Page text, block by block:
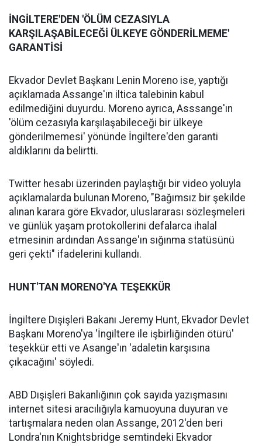
İNGİLTERE'DEN 'ÖLÜM CEZASIYLA
KARŞILAŞABİLECEĞİ ÜLKEYE GÖNDERİLMEME'
GARANTİSİ
Ekvador Devlet Başkanı Lenin Moreno ise, yaptığı
açıklamada Assange'ın iltica talebinin kabul
edilmediğini duyurdu. Moreno ayrıca, Asssange'ın
'ölüm cezasıyla karşılaşabileceği bir ülkeye
gönderilmemesi' yönünde İngiltere'den garanti
aldıklarını da belirtti.
Twitter hesabı üzerinden paylaştığı bir video yoluyla
açıklamalarda bulunan Moreno, "Bağımsız bir şekilde
alınan karara göre Ekvador, uluslararası sözleşmeleri
ve günlük yaşam protokollerini defalarca ihalal
etmesinin ardından Assange'ın sığınma statüsünü
geri çekti" ifadelerini kullandı.
HUNT'TAN MORENO'YA TEŞEKKÜR
İngiltere Dışişleri Bakanı Jeremy Hunt, Ekvador Devlet
Başkanı Moreno'ya 'İngiltere ile işbirliğinden ötürü'
teşekkür etti ve Asange'ın 'adaletin karşısına
çıkacağını' söyledi.
ABD Dışişleri Bakanlığının çok sayıda yazışmasını
internet sitesi aracılığıyla kamuoyuna duyuran ve
tartışmalara neden olan Assange, 2012'den beri
Londra'nın Knightsbridge semtindeki Ekvador